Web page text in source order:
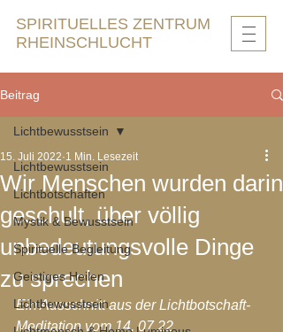
SPIRITUELLES ZENTRUM
RHEINSCHLUCHT
Beitrag
Lichtbewusstsein
Lichtbotschaften
Mystik & Bewusstsein
Spirituelle Begleitung
Geistiges Heilen
Lichtbewusstsein
Lichtbewusstsein
Wir Menschen wurden darin
geschult, über völlig
unbedeutungsvolle Dinge
zu sprechen
15. Juli 2022 1 Min. Lesezeit
Ein Ausschnitt aus der Lichtbotschaft-
Meditation vom 14. 07.22